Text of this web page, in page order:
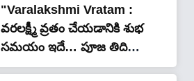
"Varalakshmi Vratam :
వరలక్ష్మీ వ్రతం చేయడానికి శుభ
సమయం ఇదే… పూజ తిది
ఎప్పుడంటే…"